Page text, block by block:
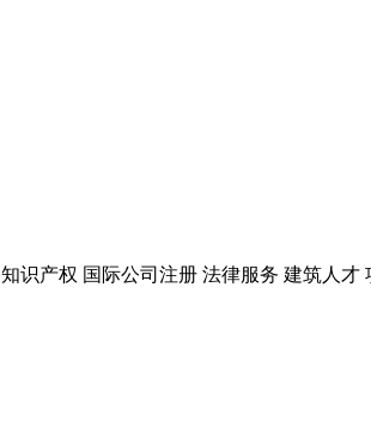
知识产权 国际公司注册 法律服务 建筑人才